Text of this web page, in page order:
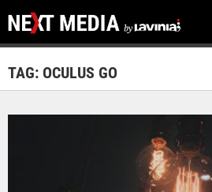
TAG: OCULUS GO